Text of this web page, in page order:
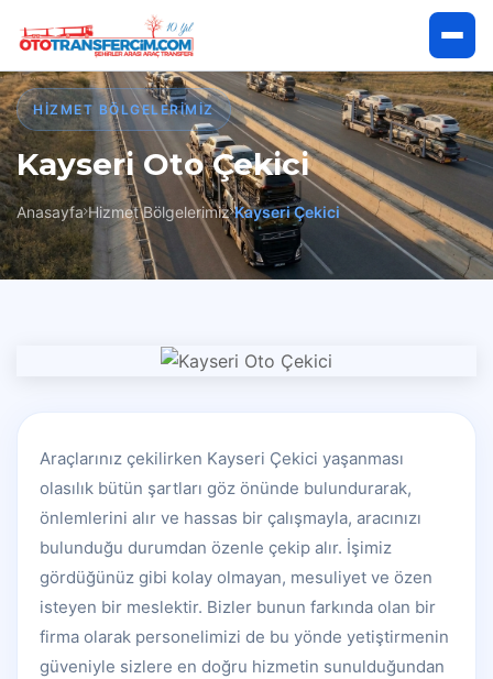
Anasayfa
Hakkımızda
Hizmetlerimiz
HIZMET BÖLGELERIMIZ
Kayseri Oto Çekici
Anasayfa Hizmet Bölgelerimiz Kayseri Çekici
Araçlarınız çekilirken Kayseri Çekici yaşanması
olasılık bütün şartları göz önünde bulundurarak,
önlemlerini alır ve hassas bir çalışmayla, aracınızı
bulunduğu durumdan özenle çekip alır. İşimiz
gördüğünüz gibi kolay olmayan, mesuliyet ve özen
isteyen bir meslektir. Bizler bunun farkında olan bir
firma olarak personelimizi de bu yönde yetiştirmenin
güveniyle sizlere en doğru hizmetin sunulduğundan